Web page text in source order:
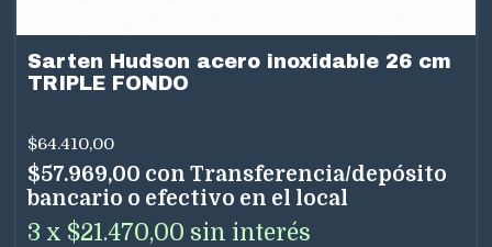
Sarten Hudson acero inoxidable 26 cm
TRIPLE FONDO
$64.410,00
$57.969,00 con Transferencia/depósito
bancario o efectivo en el local
3 x $21.470,00 sin interés